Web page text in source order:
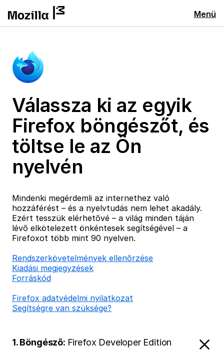
Menü
Válassza ki az egyik
Firefox böngészőt, és
töltse le az Ön
nyelvén
Mindenki megérdemli az internethez való
hozzáférést – és a nyelvtudás nem lehet akadály.
Ezért tesszük elérhetővé – a világ minden táján
lévő elkötelezett önkéntesek segítségével – a
Firefoxot több mint 90 nyelven.
Rendszerkövetelmények ellenőrzése
Kiadási megjegyzések
Forráskód
Firefox adatvédelmi nyilatkozat
Segítségre van szüksége?
1. Böngésző: Firefox Developer Edition